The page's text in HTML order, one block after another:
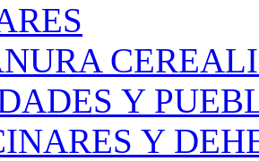
Y
Y